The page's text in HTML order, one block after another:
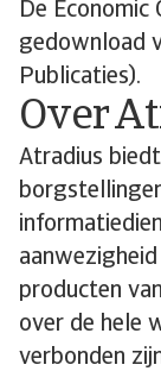
De
gedownload
Publicaties).
Over
Atradius
producten
over de hele
verbonden